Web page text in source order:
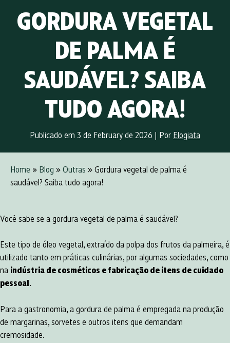
GORDURA VEGETAL
DE PALMA É
SAUDÁVEL? SAIBA
TUDO AGORA!
Publicado em 3 de February de 2026 | Por Elogiata
Home » Blog » Outras » Gordura vegetal de palma é
saudável? Saiba tudo agora!
Você sabe se a gordura vegetal de palma é saudável?
Este tipo de óleo vegetal, extraído da polpa dos frutos da palmeira, é
utilizado tanto em práticas culinárias, por algumas sociedades, como
na indústria de cosméticos e fabricação de itens de cuidado
pessoal.
Para a gastronomia, a gordura de palma é empregada na produção
de margarinas, sorvetes e outros itens que demandam
cremosidade.